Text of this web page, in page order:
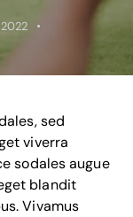
sed
viverra
sodales augue
blandit
Vivamus